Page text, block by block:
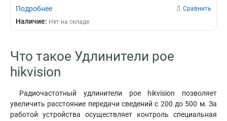
Подробнее Сравнить
Наличие: Нет на складе
Что такое Удлинители poe
hikvision
Радиочастотный удлинители poe hikvision позволяет
увеличить расстояние передачи сведений с 200 до 500 м. За
работой устройства осуществляет контроль специальная